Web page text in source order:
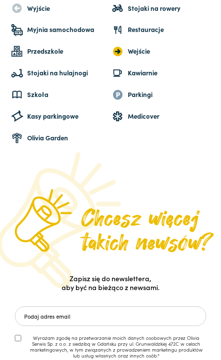
Wyjście Stojaki na rowery
Myjnia samochodowa Restauracje
Przedszkole Wejście
Stojaki na hulajnogi Kawiarnie
Szkoła Parkingi
Kasy parkingowe Medicover
Olivia Garden
Zapisz się do newslettera,
aby być na bieżąco z newsami.
Wyrażam zgodę na przetwarzanie moich danych osobowych przez Olivia
Serwis Sp. z o.o. z siedzibą w Gdańsku przy ul. Grunwaldzkiej 472C w celach
marketingowych, w tym związanych z prowadzeniem marketingu produktów
lub usług własnych oraz innych osób.*